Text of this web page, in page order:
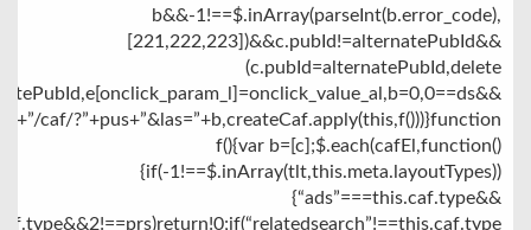
b&&-1!==$.inArray(parseInt(b.error_code),
[221,222,223])&&c.pubId!=alternatePubId&&
(c.pubId=alternatePubId,delete
caf/?”+pus+”&las=”+b,createCaf.apply(this,f()))}function
f(){var b=[c];$.each(cafEl,function()
{if(-1!==$.inArray(tlt,this.meta.layoutTypes))
{“ads”===this.caf.type&&